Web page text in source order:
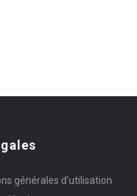
générales d’utilisation